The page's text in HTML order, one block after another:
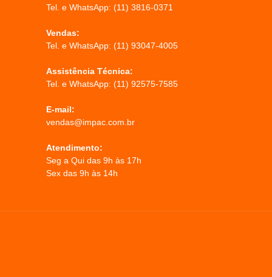
Tel. e WhatsApp: (11) 3816-0371
Vendas:
Tel. e WhatsApp: (11) 93047-4005
Assistência Técnica:
Tel. e WhatsApp: (11) 92575-7585
E-mail:
vendas@impac.com.br
Atendimento:
Seg a Qui das 9h às 17h
Sex das 9h às 14h